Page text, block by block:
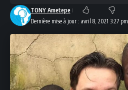
Dernière mise à jour : avril 8, 2021 3:27 pm
TONY Ametepe